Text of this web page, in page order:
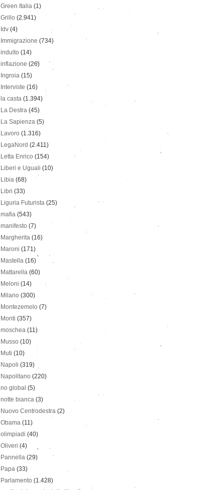
Green Italia (1)
Grillo (2.941)
Idv (4)
Immigrazione (734)
indulto (14)
inflazione (26)
Ingroia (15)
Interviste (16)
la casta (1.394)
La Destra (45)
La Sapienza (5)
Lavoro (1.316)
LegaNord (2.411)
Letta Enrico (154)
Liberi e Uguali (10)
Libia (68)
Libri (33)
Liguria Futurista (25)
mafia (543)
manifesto (7)
Margherita (16)
Maroni (171)
Mastella (16)
Mattarella (60)
Meloni (14)
Milano (300)
Montezemolo (7)
Monti (357)
moschea (11)
Musso (10)
Muti (10)
Napoli (319)
Napolitano (220)
no global (5)
notte bianca (3)
Nuovo Centrodestra (2)
Obama (11)
olimpiadi (40)
Oliveri (4)
Pannella (29)
Papa (33)
Parlamento (1.428)